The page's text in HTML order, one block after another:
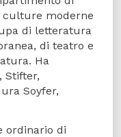
moderne
di letteratura
di teatro e
Ha
Stifter,
Soyfer,
ordinario di